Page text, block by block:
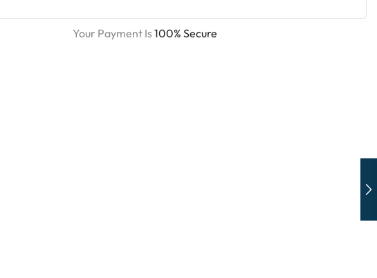
Your Payment Is100% Secure